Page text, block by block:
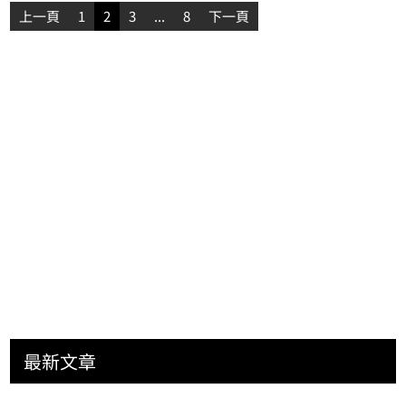
文上一頁 1 2 3 ... 8 下一頁
最新文章